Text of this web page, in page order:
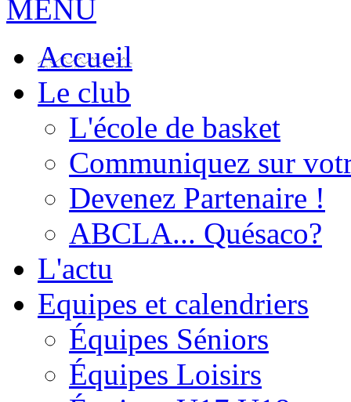
MENU
Accueil
Le club
L'école de basket
Communiquez sur
Devenez Partenaire !
ABCLA... Quésaco?
L'actu
Equipes et calendriers
Équipes Séniors
Équipes Loisirs